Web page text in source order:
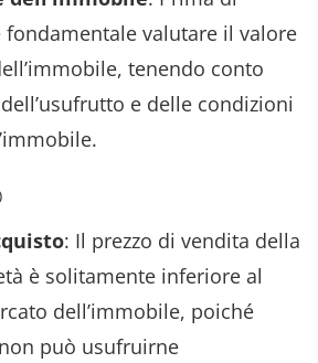
fondamentale valutare il valore
tenendo conto
e delle condizioni
: Il prezzo di vendita della
è solitamente inferiore al
dell’immobile, poiché
può usufruirne